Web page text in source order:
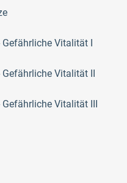
Vitalität I
Vitalität II
Vitalität III